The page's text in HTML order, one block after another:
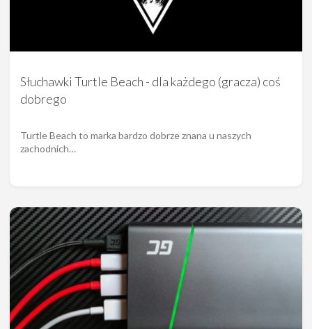
Słuchawki Turtle Beach - dla każdego (gracza) coś
dobrego
Turtle Beach to marka bardzo dobrze znana u naszych
zachodnich…